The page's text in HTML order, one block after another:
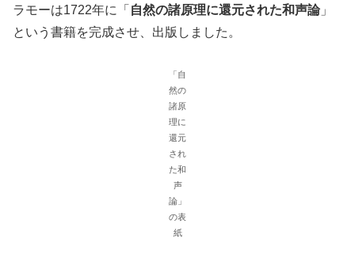
ラモーは1722年に「 自然の諸原理に還元された和声論」
という書籍を完成させ、出版しました。
「自
然の
諸原
理に
還元
され
た和
声
論」
の表
紙